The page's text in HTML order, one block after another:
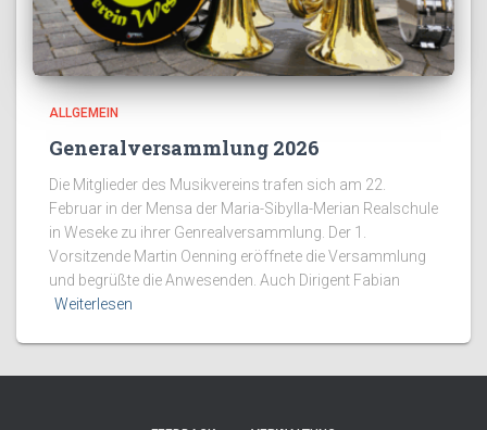
ALLGEMEIN
Generalversammlung 2026
Die Mitglieder des Musikvereins trafen sich am 22.
Februar in der Mensa der Maria-Sibylla-Merian Realschule
in Weseke zu ihrer Genrealversammlung. Der 1.
Vorsitzende Martin Oenning eröffnete die Versammlung
und begrüßte die Anwesenden. Auch Dirigent Fabian
Weiterlesen